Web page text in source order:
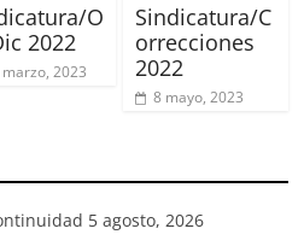
O
2022
marzo, 2023
Sindicatura/C
orrecciones
2022
8 mayo, 2023
5 agosto, 2026